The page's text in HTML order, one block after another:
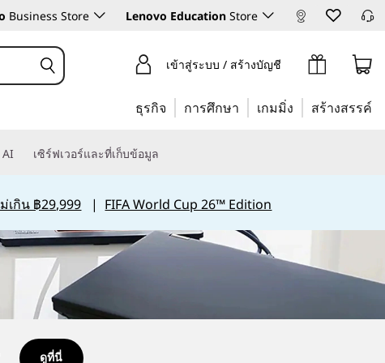
Business Store Lenovo Education Store
เข้าสู่ระบบ / สร้างบัญชี
ธุรกิจ การศึกษา เกมมิ่ง สร้างสรรค์
AI เซิร์ฟเวอร์และที่เก็บข้อมูล
เกิน ฿29,999 | FIFA World Cup 26™ Edition
ดูที่นี่